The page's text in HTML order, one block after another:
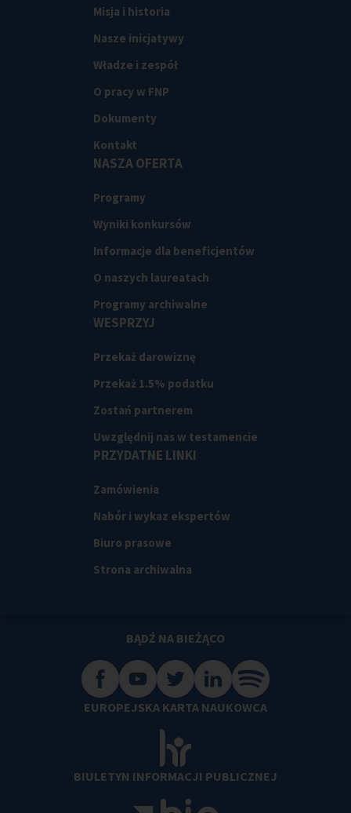
Misja i historia
Nasze inicjatywy
Władze i zespół
O pracy w FNP
Dokumenty
Kontakt
NASZA OFERTA
Programy
Wyniki konkursów
Informacje dla beneficjentów
O naszych laureatach
Programy archiwalne
WESPRZYJ
Przekaż darowiznę
Przekaż 1.5% podatku
Zostań partnerem
Uwzględnij nas w testamencie
PRZYDATNE LINKI
Zamówienia
Nabór i wykaz ekspertów
Biuro prasowe
Strona archiwalna
BĄDŹ NA BIEŻĄCO
EUROPEJSKA KARTA NAUKOWCA
BIULETYN INFORMACJI PUBLICZNEJ